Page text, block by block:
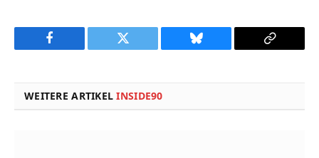
Facebook Twitter Bluesky
Copy
WEITERE ARTIKELINSIDE90